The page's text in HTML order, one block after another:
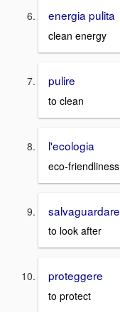
energia pulita
clean energy
pulire
to clean
l'ecologia
eco-friendliness
salvaguardare
to look after
proteggere
to protect